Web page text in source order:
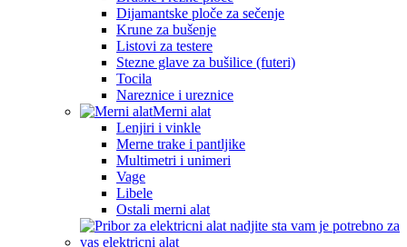
Dijamantske ploče za sečenje
Krune za bušenje
Listovi za testere
Stezne glave za bušilice (futeri)
Tocila
Nareznice i ureznice
Merni alat
Lenjiri i vinkle
Merne trake i pantljike
Multimetri i unimeri
Vage
Libele
Ostali merni alat